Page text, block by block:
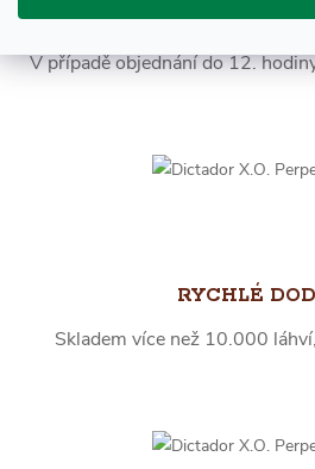
EXPRES PO
V případě objednání do 12.
RYCHLÉ
Skladem více než 10.000